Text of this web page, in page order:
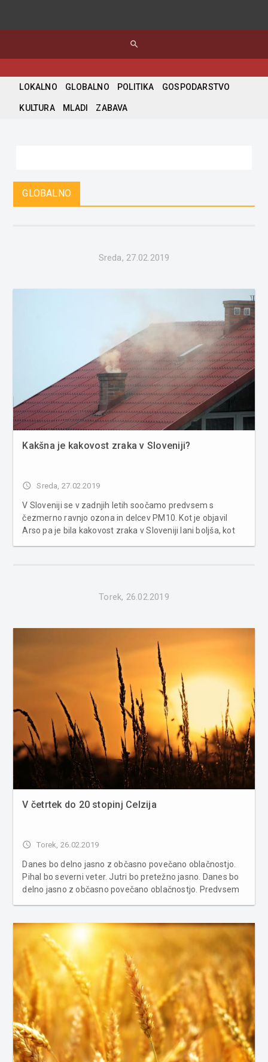
search
LOKALNO GLOBALNO POLITIKA GOSPODARSTVO
KULTURA MLADI ZABAVA
GLOBALNO
Sreda, 27.02.2019
Kakšna je kakovost zraka v Sloveniji?
access_time Sreda, 27.02.2019
V Sloveniji se v zadnjih letih soočamo predvsem s
čezmerno ravnjo ozona in delcev PM10. Kot je objavil
Arso pa je bila kakovost zraka v Sloveniji lani boljša, kot
Torek, 26.02.2019
V četrtek do 20 stopinj Celzija
access_time Torek, 26.02.2019
Danes bo delno jasno z občasno povečano oblačnostjo.
Pihal bo severni veter. Jutri bo pretežno jasno. Danes bo
delno jasno z občasno povečano oblačnostjo. Predvsem
do 18 °C.Jutri...